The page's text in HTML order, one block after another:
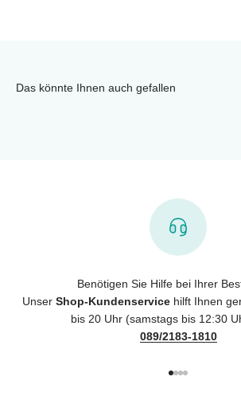
Das könnte Ihnen auch gefallen
Benötigen Sie Hilfe bei Ihrer
Unser Shop-Kundenservicehilft Ihnen
bis 20 Uhr (samstags bis 12:30
089/2183-1810